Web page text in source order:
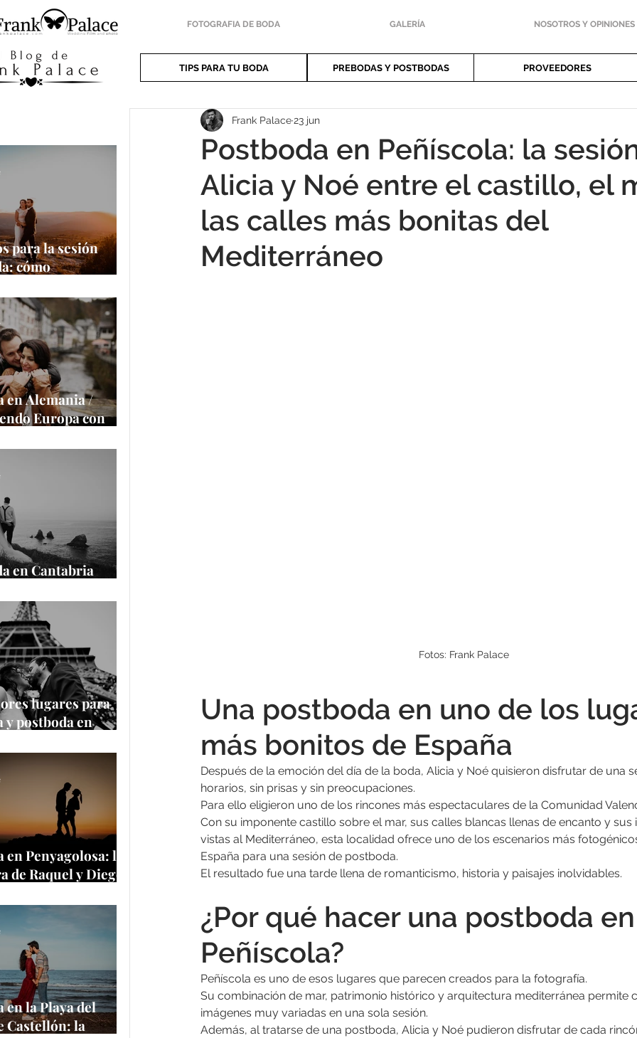
FOTOGRAFIA DE BODA GALERÍA NOSOTROS Y OPINIONES
TIPS PARA TU BODA PREBODAS Y POSTBODAS PROVEEDORES
para la sesión
cómo
oportunidad
cámara
en Alemania /
Europa con
en Cantabria
lugares para
y postboda en
en Penyagolosa: la
de Raquel y Diego
de Castellón
en la Playa del
Castellón: la
Postboda en Peñíscola: la
Alicia y Noé entre el castillo, el
las calles más bonitas del
Mediterráneo
Frank Palace23 jun
Fotos: Frank Palace
Una postboda en uno de los
más bonitos de España
Después de la emoción del día de la boda, Alicia y Noé quisieron disfrutar de una
horarios, sin prisas y sin preocupaciones.
Para ello eligieron uno de los rincones más espectaculares de la Comunidad
Con su imponente castillo sobre el mar, sus calles blancas llenas de encanto y
vistas al Mediterráneo, esta localidad ofrece uno de los escenarios más
España para una sesión de postboda.
El resultado fue una tarde llena de romanticismo, historia y paisajes inolvidables.
¿Por qué hacer una postboda
Peñíscola?
Peñíscola es uno de esos lugares que parecen creados para la fotografía.
Su combinación de mar, patrimonio histórico y arquitectura mediterránea permite
imágenes muy variadas en una sola sesión.
Además, al tratarse de una postboda, Alicia y Noé pudieron disfrutar de cada